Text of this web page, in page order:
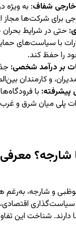
خارجی شفاف: به ویژه
حتی در شرایط بحران
با سیاست‌های
را حفظ کند.
بر درآمد شخصی:
و کارمندان
با
پلی میان شرق و
شارجه؟
و شارجه، به‌رغم
شناخت این